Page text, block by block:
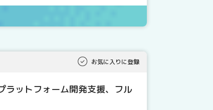
お気に入りに登録
ラットフォーム開発支援、フル